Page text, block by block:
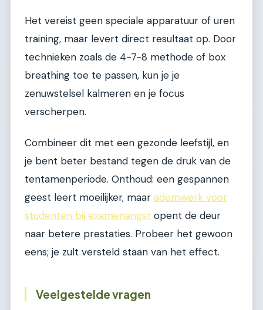
Het vereist geen speciale apparatuur of uren
training, maar levert direct resultaat op. Door
technieken zoals de 4-7-8 methode of box
breathing toe te passen, kun je je
zenuwstelsel kalmeren en je focus
verscherpen.
Combineer dit met een gezonde leefstijl, en
je bent beter bestand tegen de druk van de
tentamenperiode. Onthoud: een gespannen
geest leert moeilijker, maar ademwerk voor
studenten bij examenangst opent de deur
naar betere prestaties. Probeer het gewoon
eens; je zult versteld staan van het effect.
Veelgestelde vragen